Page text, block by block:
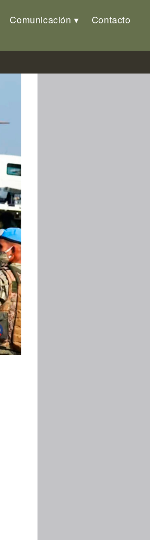
Comunicación Contacto